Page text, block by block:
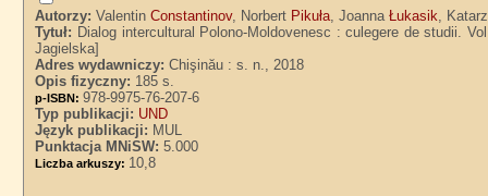
Autorzy:ValentinConstantinov, Norbert Pikuła, JoannaŁukasik,
Tytuł: Dialog intercultural Polono-Moldovenesc : culegere de studii.
Jagielska]
Adres wydawniczy:Chişinău : s. n., 2018
Opis fizyczny: 185 s.
p-ISBN:978-9975-76-207-6
Typ publikacji: UND
Język publikacji: MUL
Punktacja MNiSW:5.000
Liczba arkuszy: 10,8